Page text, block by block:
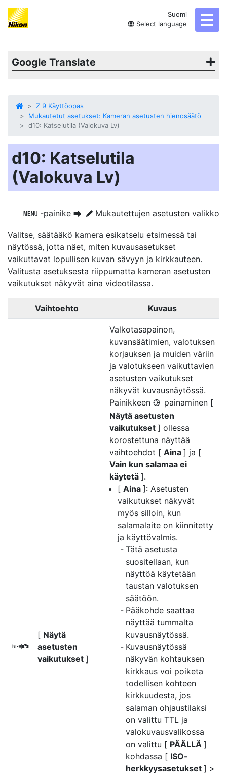
Suomi
Select language
Google Translate
Z 9 Käyttöopas
Mukautetut asetukset: Kameran asetusten hienosäätö
d10: Katselutila (Valokuva Lv)
d10: Katselutila
(Valokuva Lv)
G -painike U A Mukautettujen asetusten valikko
Valitse, säätääkö kamera esikatselu etsimessä tai
näytössä, jotta näet, miten kuvausasetukset
vaikuttavat lopullisen kuvan sävyyn ja kirkkauteen.
Valitusta asetuksesta riippumatta kameran asetusten
vaikutukset näkyvät aina videotilassa.
Vaihtoehto Kuvaus
V
[ Näytä
asetusten
vaikutukset ]
Valkotasapainon,
kuvansäätimien, valotuksen
korjauksen ja muiden väriin
ja valotukseen vaikuttavien
asetusten vaikutukset
näkyvät kuvausnäytössä.
Painikkeen 2 painaminen [
Näytä asetusten
vaikutukset ] ollessa
korostettuna näyttää
vaihtoehdot [ Aina ] ja [
Vain kun salamaa ei
käytetä ].
[ Aina ]: Asetusten
vaikutukset näkyvät
myös silloin, kun
salamalaite on kiinnitetty
ja käyttövalmis.
Tätä asetusta
suositellaan, kun
näyttöä käytetään
taustan valotuksen
säätöön.
Pääkohde saattaa
näyttää tummalta
kuvausnäytössä.
Kuvausnäytössä
näkyvän kohtauksen
kirkkaus voi poiketa
todellisen kohteen
kirkkuudesta, jos
salaman ohjaustilaksi
on valittu TTL ja
valokuvausvalikossa
on valittu [ PÄÄLLÄ ]
kohdassa [ ISO-
herkkyysasetukset ] >